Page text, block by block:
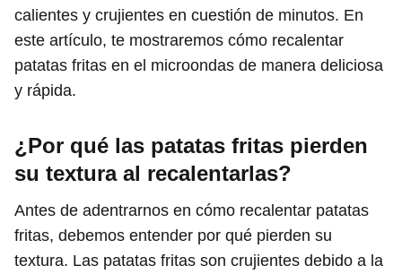
calientes y crujientes en cuestión de minutos. En
este artículo, te mostraremos cómo recalentar
patatas fritas en el microondas de manera deliciosa
y rápida.
¿Por qué las patatas fritas pierden
su textura al recalentarlas?
Antes de adentrarnos en cómo recalentar patatas
fritas, debemos entender por qué pierden su
textura. Las patatas fritas son crujientes debido a la